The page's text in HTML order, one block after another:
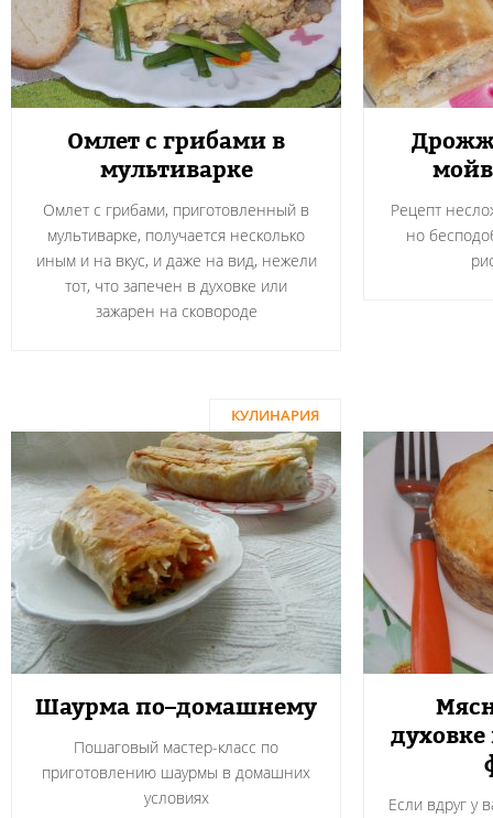
Омлет с грибами в
мультиварке
Омлет с грибами, приготовленный в
мультиварке, получается несколько
иным и на вкус, и даже на вид, нежели
тот, что запечен в духовке или
зажарен на сковороде
Рецепт
но
КУЛИНАРИЯ
Шаурма по–домашнему
Пошаговый мастер-класс по
приготовлению шаурмы в домашних
условиях
Если вдруг у